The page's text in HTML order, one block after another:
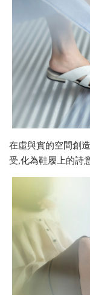
在虛與實的空間創
受,化為鞋履上的詩